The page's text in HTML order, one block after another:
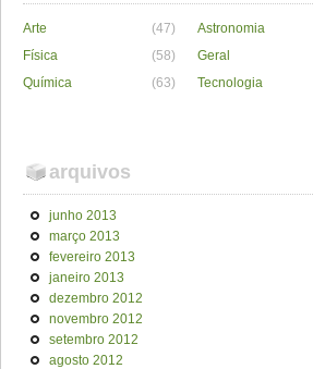
Arte (47) Astronomia
Física
(58) Geral
Química
(63) Tecnologia
arquivos
junho 2013
março 2013
fevereiro 2013
janeiro 2013
dezembro 2012
novembro 2012
setembro 2012
agosto 2012